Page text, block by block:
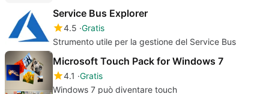
Service Bus Explorer
4.5 Gratis
Strumento utile per la gestione del Service Bus
Microsoft Touch Pack for Windows 7
4.1 Gratis
Windows 7 può diventare touch